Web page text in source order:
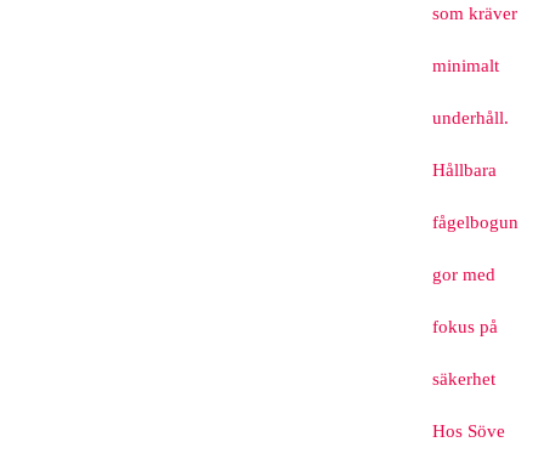
som kräver
minimalt
underhåll.
Hållbara
fågelbogun
gor med
fokus på
säkerhet
Hos Söve